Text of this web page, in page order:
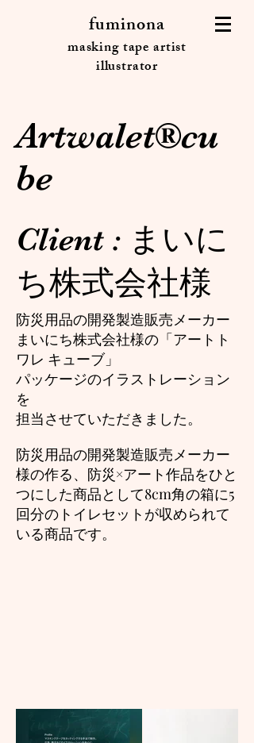
fuminona
masking tape artist
illustrator
Artwalet®cu
be
Client : まいに
ち株式会社様
防災用品の開発製造販売メーカー
まいにち株式会社様の「アートト
ワレ キューブ」
パッケージのイラストレーション
を
担当させていただきました。
防災用品の開発製造販売メーカー
様の作る、防災×アート作品をひと
つにした商品として8cm角の箱に5
回分のトイレセットが収められて
いる商品です。